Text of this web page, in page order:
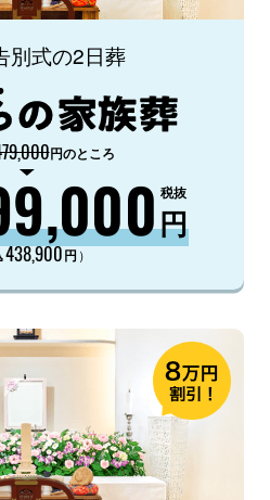
別式の2日葬
円のところ
円
税抜
438,900円 ）